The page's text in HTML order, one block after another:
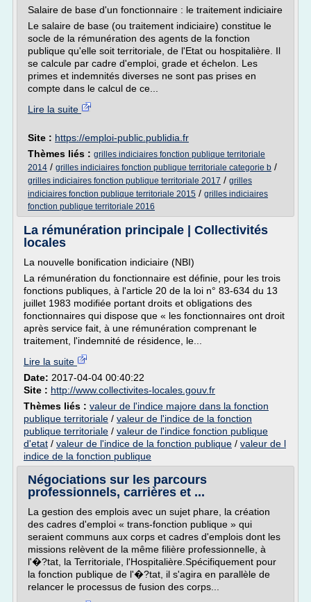
Salaire de base d'un fonctionnaire : le traitement indiciaire
Le salaire de base (ou traitement indiciaire) constitue le
socle de la rémunération des agents de la fonction
publique qu'elle soit territoriale, de l'Etat ou hospitalière. Il
se calcule par cadre d'emploi, grade et échelon. Les
primes et indemnités diverses ne sont pas prises en
compte dans le calcul de ce...
Lire la suite
Site : https://emploi-public.publidia.fr
Thèmes liés : grilles indiciaires fonction publique territoriale
2014 / grilles indiciaires fonction publique territoriale categorie b /
grilles indiciaires fonction publique territoriale 2017 / grilles
indiciaires fonction publique territoriale 2015 / grilles indiciaires
fonction publique territoriale 2016
La rémunération principale | Collectivités
locales
La nouvelle bonification indiciaire (NBI)
La rémunération du fonctionnaire est définie, pour les trois
fonctions publiques, à l'article 20 de la loi n° 83-634 du 13
juillet 1983 modifiée portant droits et obligations des
fonctionnaires qui dispose que « les fonctionnaires ont droit
après service fait, à une rémunération comprenant le
traitement, l'indemnité de résidence, le...
Lire la suite
Date: 2017-04-04 00:40:22
Site : http://www.collectivites-locales.gouv.fr
Thèmes liés : valeur de l'indice majore dans la fonction
publique territoriale / valeur de l'indice de la fonction
publique territoriale / valeur de l'indice fonction publique
d'etat / valeur de l'indice de la fonction publique / valeur de l
indice de la fonction publique
Négociations sur les parcours
professionnels, carrières et ...
La gestion des emplois avec un sujet phare, la création
des cadres d'emploi « trans-fonction publique » qui
seraient communs aux corps et cadres d'emplois dont les
missions relèvent de la même filière professionnelle, à
l'�?tat, la Territoriale, l'Hospitalière.Spécifiquement pour
la fonction publique de l'�?tat, il s'agira en parallèle de
relancer le processus de fusion des corps...